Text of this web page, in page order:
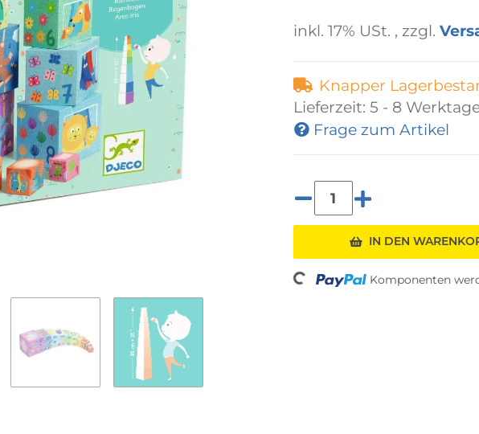
inkl. 17% USt. , zzgl.
Knapper
Lieferzeit: 5 - 8
Frage zum Artikel
IN DEN
Loading... Komponenten